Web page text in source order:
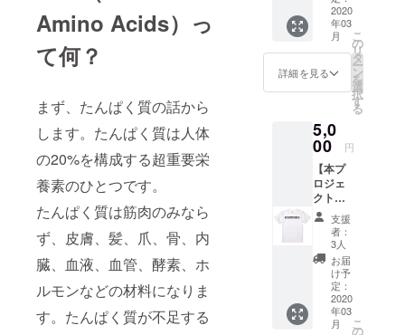
Amino Acids）っ
て何？
まず、たんぱく質の話から
します。たんぱく質は人体
の20%を構成する超重要栄
養素のひとつです。
たんぱく質は筋肉のみなら
ず、皮膚、髪、爪、骨、内
臓、血液、血管、酵素、ホ
ルモンなどの材料になりま
す。たんぱく質が不足する
秘密を
厳守で
きる方
のみ入
会でき
okのア
カウン
トが実
名登録
ではな
い、プ
ロ
フィー
ル写真
がな
い、友
達がい
ないな
ど、ア
用込み
の支援
額にな
りま
す。 ・
るく交
流する
す。 ・
会場や
日程は
決まり
次第ご
連絡い
たしま
す。 ※
こちら
で会場
や日時
を決め
支援時
には必
ず【メ
ンズ or
レ
ディー
ズ】を
選択く
ださ
い。 ※
レ
ディー
スサイ
ズは、
G-S、
G-M、
G-L の3
サイズ
となり
ます。
2020
年03
月
詳細を見る
こ
の
リ
タ
ー
ン
を
選
択
す
る
5,0
00 円
【本プ
ロジェ
クト限
定EAA-
Tシャ
ツ】
★ESSE
NTIAL
AMINO
ACIDS
※※支援
時には
支援
者：
3人
お届
け予
定：
2020
年03
月
こ
の